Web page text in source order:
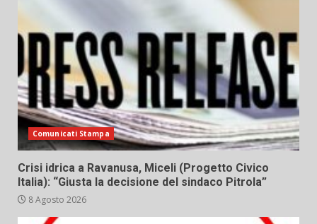
Comunicati Stampa
Crisi idrica a Ravanusa, Miceli (Progetto Civico
Italia): “Giusta la decisione del sindaco Pitrola”
8 Agosto 2026